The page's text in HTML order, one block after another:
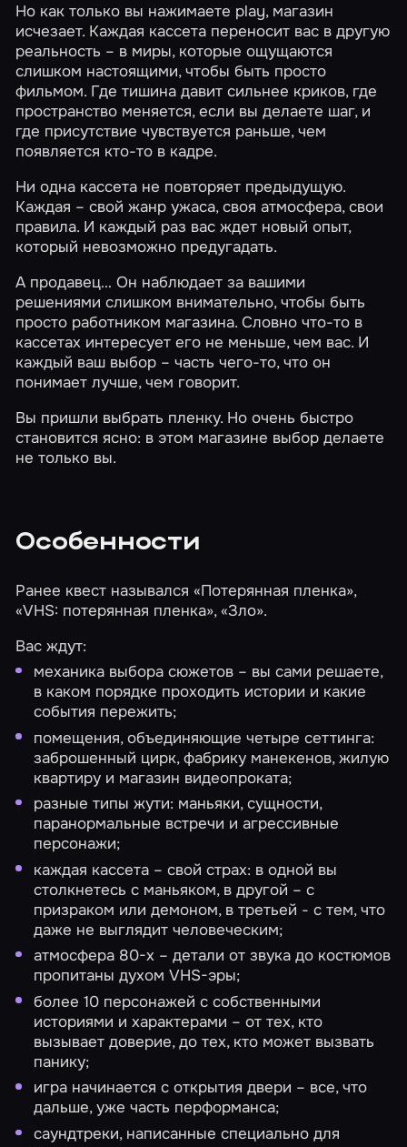
Но как только вы нажимаете play, магазин
исчезает. Каждая кассета переносит вас в другую
реальность – в миры, которые ощущаются
слишком настоящими, чтобы быть просто
фильмом. Где тишина давит сильнее криков, где
пространство меняется, если вы делаете шаг, и
где присутствие чувствуется раньше, чем
появляется кто-то в кадре.
Ни одна кассета не повторяет предыдущую.
Каждая – свой жанр ужаса, своя атмосфера, свои
правила. И каждый раз вас ждет новый опыт,
который невозможно предугадать.
А продавец… Он наблюдает за вашими
решениями слишком внимательно, чтобы быть
просто работником магазина. Словно что-то в
кассетах интересует его не меньше, чем вас. И
каждый ваш выбор – часть чего-то, что он
понимает лучше, чем говорит.
Вы пришли выбрать пленку. Но очень быстро
становится ясно: в этом магазине выбор делаете
не только вы.
Особенности
Ранее квест назывался «Потерянная пленка»,
«VHS: потерянная пленка», «Зло».
Вас ждут:
механика выбора сюжетов – вы сами решаете,
в каком порядке проходить истории и какие
события пережить;
помещения, объединяющие четыре сеттинга:
заброшенный цирк, фабрику манекенов, жилую
квартиру и магазин видеопроката;
разные типы жути: маньяки, сущности,
паранормальные встречи и агрессивные
персонажи;
каждая кассета – свой страх: в одной вы
столкнетесь с маньяком, в другой – с
призраком или демоном, в третьей - с тем, что
даже не выглядит человеческим;
атмосфера 80-х – детали от звука до костюмов
пропитаны духом VHS-эры;
более 10 персонажей с собственными
историями и характерами – от тех, кто
вызывает доверие, до тех, кто может вызвать
панику;
игра начинается с открытия двери – все, что
дальше, уже часть перформанса;
саундтреки, написанные специально для